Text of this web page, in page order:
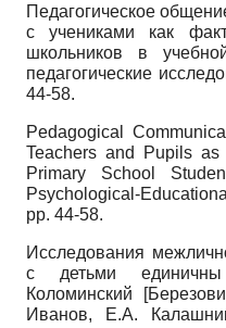
Педагогическое
с учениками как
школьников в
педагогические
44-58.
Pedagogical
Teachers and Pupils
Primary School
Psychological-
pp. 44-58.
Исследования
с детьми
Коломинский
[
Иванов, Е.А.